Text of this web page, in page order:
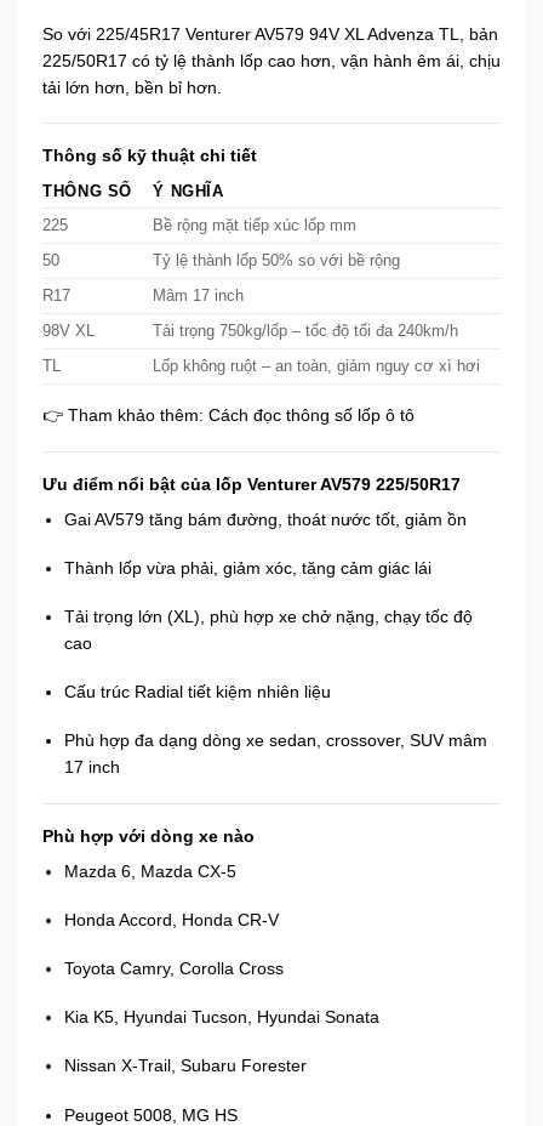
So với 225/45R17 Venturer AV579 94V XL Advenza TL, bản
225/50R17 có tỷ lệ thành lốp cao hơn, vận hành êm ái, chịu
tải lớn hơn, bền bỉ hơn.
Thông số kỹ thuật chi tiết
THÔNG SỐ
Ý NGHĨA
225
Bề rộng mặt tiếp xúc lốp mm
50 Tỷ lệ thành lốp 50% so với bề rộng
R17 Mâm 17 inch
98V XL Tải trọng 750kg/lốp – tốc độ tối đa 240km/h
TL Lốp không ruột – an toàn, giảm nguy cơ xì hơi
👉 Tham khảo thêm: Cách đọc thông số lốp ô tô
Ưu điểm nổi bật của lốp Venturer AV579 225/50R17
Gai AV579 tăng bám đường, thoát nước tốt, giảm ồn
Thành lốp vừa phải, giảm xóc, tăng cảm giác lái
Tải trọng lớn (XL), phù hợp xe chở nặng, chạy tốc độ
cao
Cấu trúc Radial tiết kiệm nhiên liệu
Phù hợp đa dạng dòng xe sedan, crossover, SUV mâm
17 inch
Phù hợp với dòng xe nào
Mazda 6, Mazda CX-5
Honda Accord, Honda CR-V
Toyota Camry, Corolla Cross
Kia K5, Hyundai Tucson, Hyundai Sonata
Nissan X-Trail, Subaru Forester
Peugeot 5008, MG HS